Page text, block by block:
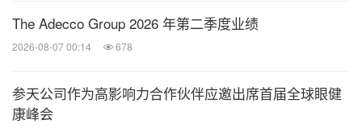
The Adecco Group 2026 年第二季度业绩
2026-08-07 00:14 678
参天公司作为高影响力合作伙伴应邀出席首届全球眼健
康峰会